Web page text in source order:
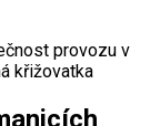
provozu v
křižovatka